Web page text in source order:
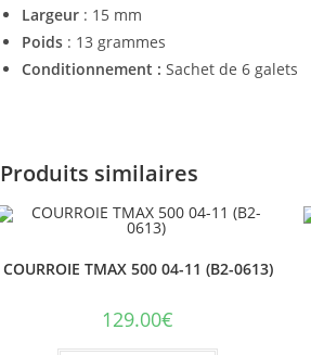
Largeur : 15 mm
Poids : 13 grammes
Conditionnement : Sachet de 6 galets
Produits similaires
COURROIE TMAX 500 04-11 (B2-0613)
129.00€